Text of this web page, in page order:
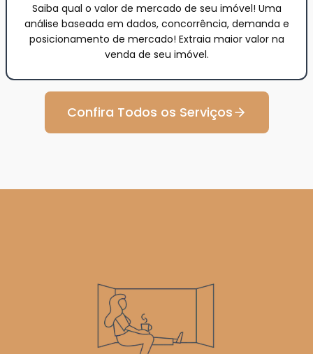
Saiba qual o valor de mercado de seu imóvel! Uma
análise baseada em dados, concorrência, demanda e
posicionamento de mercado! Extraia maior valor na
venda de seu imóvel.
Confira Todos os Serviços